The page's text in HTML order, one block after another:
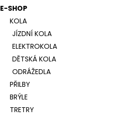
E-SHOP
KOLA
JÍZDNÍ KOLA
ELEKTROKOLA
DĚTSKÁ KOLA
ODRÁŽEDLA
PŘILBY
BRÝLE
TRETRY